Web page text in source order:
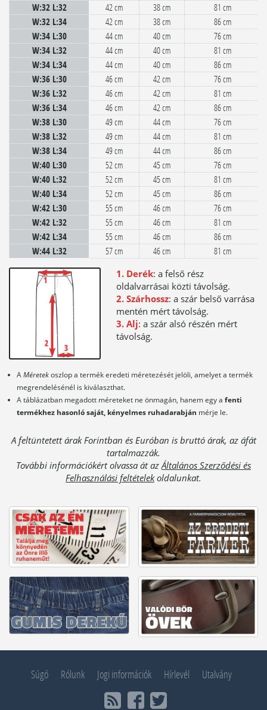
W:32 L:32 42 cm 38 cm 81 cm
W:32 L:34 42 cm 38 cm 86 cm
W:34 L:30 44 cm 40 cm 76 cm
W:34 L:32 44 cm 40 cm 81 cm
W:34 L:34 44 cm 40 cm 86 cm
W:36 L:30 46 cm 42 cm 76 cm
W:36 L:32 46 cm 42 cm 81 cm
W:36 L:34 46 cm 42 cm 86 cm
W:38 L:30 49 cm 44 cm 76 cm
W:38 L:32 49 cm 44 cm 81 cm
W:38 L:34 49 cm 44 cm 86 cm
W:40 L:30 52 cm 45 cm 76 cm
W:40 L:32 52 cm 45 cm 81 cm
W:40 L:34 52 cm 45 cm 86 cm
W:42 L:30 55 cm 46 cm 76 cm
W:42 L:32 55 cm 46 cm 81 cm
W:42 L:34 55 cm 46 cm 86 cm
W:44 L:32 57 cm 46 cm 81 cm
1. Derék: a felső rész
oldalvarrásai közti távolság.
2. Szárhossz: a szár belső varrása
mentén mért távolság.
3. Alj: a szár alsó részén mért
távolság.
AMéretekoszlop a termék eredeti méretezését jelöli, amelyet a termék
megrendelésénél is kiválaszthat.
A táblázatban megadott méreteket ne önmagán, hanem egy afenti
termékhez hasonló saját, kényelmes ruhadarabján mérje le.
A feltüntetett árak Forintban és Euróban is bruttó árak, az áfát
tartalmazzák.
További információkért olvassa át az Általános Szerződési és
Felhasználási feltételekoldalunkat.
Súgó Rólunk Jogi információk Hírlevél Utalvány